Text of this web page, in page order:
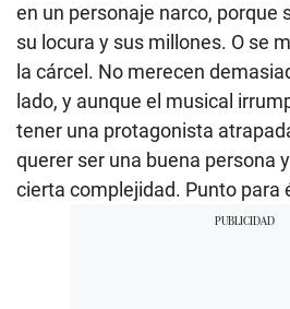
en un personaje narco, porque
su locura y sus millones. O se
la cárcel. No merecen
lado, y aunque el musical
tener una protagonista
querer ser una buena persona
cierta complejidad. Punto para